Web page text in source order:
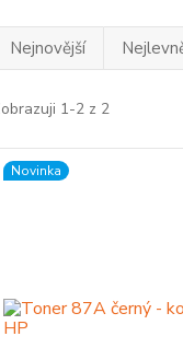
Nejnovější
1-2 z 2
Novinka